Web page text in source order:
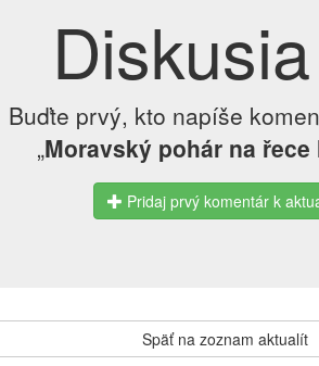
Diskusia
Buďte prvý, kto napíše
„Moravský pohár na řece
Pridaj prvý komentár k
Späť na zoznam aktualít